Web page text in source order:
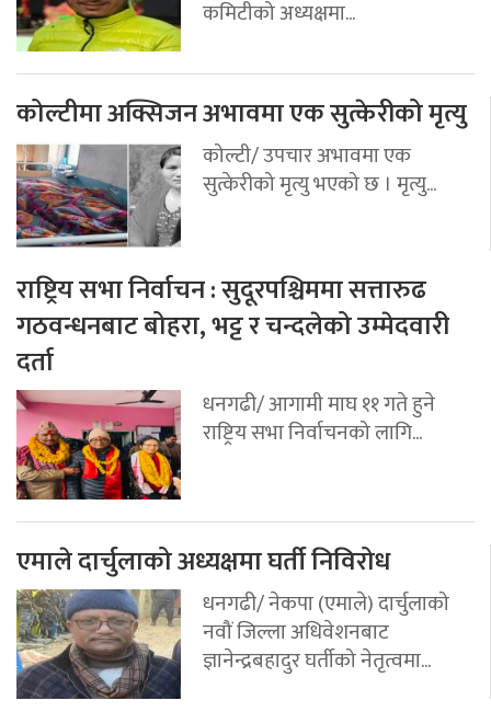
कमिटीको अध्यक्षमा...
कोल्टीमा अक्सिजन अभावमा एक सुत्केरीको मृत्यु
कोल्टी/ उपचार अभावमा एक
सुत्केरीको मृत्यु भएको छ । मृत्यु...
राष्ट्रिय सभा निर्वाचन : सुदूरपश्चिममा सत्तारुढ
गठवन्धनबाट बोहरा, भट्ट र चन्दलेको उम्मेदवारी
दर्ता
धनगढी/ आगामी माघ ११ गते हुने
राष्ट्रिय सभा निर्वाचनको लागि...
एमाले दार्चुलाको अध्यक्षमा घर्ती निविरोध
धनगढी/ नेकपा (एमाले) दार्चुलाको
नवौं जिल्ला अधिवेशनबाट
ज्ञानेन्द्रबहादुर घर्तीको नेतृत्वमा...